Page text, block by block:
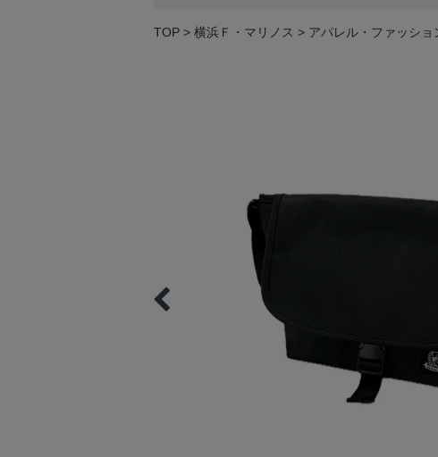
TOP 横浜Ｆ・マリノス アパレル・ファッショ